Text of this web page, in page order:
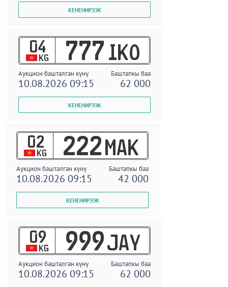
04
KG 777 IKO
Аукцион башталган күнү Баштапкы баа
10.08.2026 09:15 62 000
02
KG 222 MAK
Аукцион башталган күнү Баштапкы баа
10.08.2026 09:15 42 000
09
KG 999 JAY
Аукцион башталган күнү Баштапкы баа
10.08.2026 09:15 62 000